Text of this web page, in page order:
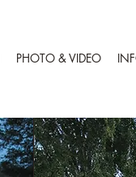
PHOTO & VIDEO